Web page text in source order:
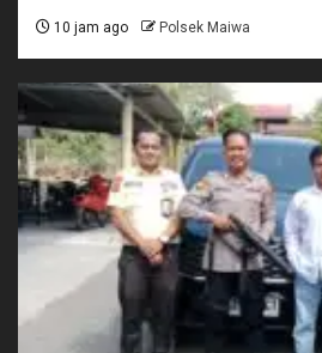
10 jam ago Polsek Maiwa